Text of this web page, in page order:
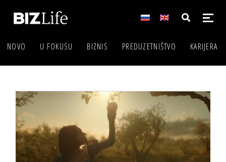
NOVO U FOKUSU BIZNIS PREDUZETNIŠTVO KARIJERA